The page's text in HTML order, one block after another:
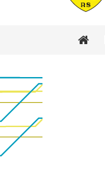
do
conteúdo